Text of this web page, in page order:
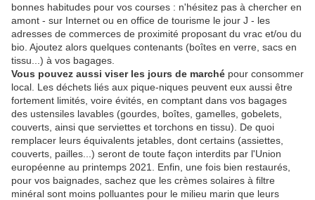
bonnes habitudes pour vos courses : n'hésitez pas à chercher en
amont - sur Internet ou en office de tourisme le jour J - les
adresses de commerces de proximité proposant du vrac et/ou du
bio. Ajoutez alors quelques contenants (boîtes en verre, sacs en
tissu...) à vos bagages.
Vous pouvez aussi viser les jours de marché pour consommer
local. Les déchets liés aux pique-niques peuvent eux aussi être
fortement limités, voire évités, en comptant dans vos bagages
des ustensiles lavables (gourdes, boîtes, gamelles, gobelets,
couverts, ainsi que serviettes et torchons en tissu). De quoi
remplacer leurs équivalents jetables, dont certains (assiettes,
couverts, pailles...) seront de toute façon interdits par l'Union
européenne au printemps 2021. Enfin, une fois bien restaurés,
pour vos baignades, sachez que les crèmes solaires à filtre
minéral sont moins polluantes pour le milieu marin que leurs